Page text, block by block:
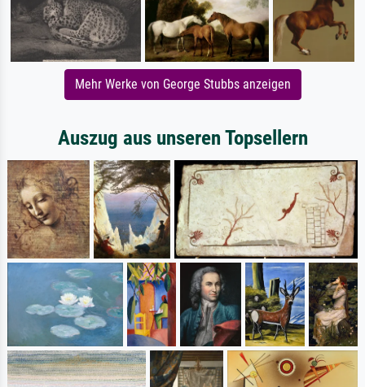
Mehr Werke von George Stubbs anzeigen
Auszug aus unseren Topsellern